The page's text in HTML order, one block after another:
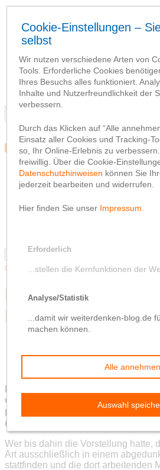
Team
Social Media
Netiquette
Datenschutzhinweis
Impressum
Blog
Team
Social Media
Netiquette
Aktuelles aus der Wirtschaft
Die Bank als
Immobilienkauf
17. Januar 2022
einer Pressemitteilung des
, arbeiten
überwiegend im Homeoffice.
Wer bis dahin die Vorstellung hatte,
Art ausschließlich in einem
stattfinden und die dort arbeitenden